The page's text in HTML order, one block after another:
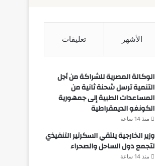
الأشهر تعليقات
الوكالة المصرية للشراكة من أجل
التنمية ترسل شحنة ثانية من
المساعدات الطبية إلى جمهورية
الكونغو الديمقراطية
منذ 14 ساعة
وزير الخارجية يلتقي السكرتير التنفيذي
لتجمع دول الساحل والصحراء
منذ 14 ساعة